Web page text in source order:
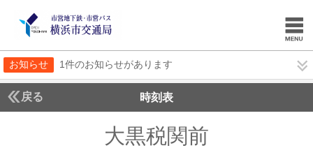
お知らせ 1件のお知らせがあります
戻る 時刻表
大黒税関前